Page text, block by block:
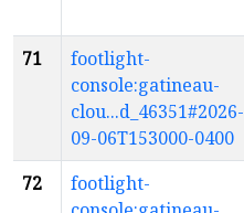
71
footlight-
console:gatineau-
clou...d_46351#2026-
09-06T153000-0400
72
footlight-